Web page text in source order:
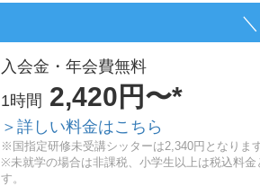
入会金・年会費無料
1時間 2,420円〜*
＞詳しい料金はこちら
※国指定研修未受講シッターは2,340円となりま
※未就学の場合は非課税、小学生以上は税込料金
す。